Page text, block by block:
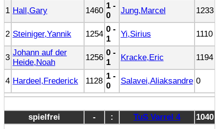
1 Hall,Gary 1460
1 -
0
Jung,Marcel 1233
2 Steiniger,Yannik 1254
0 -
1
Yi,Sirius 1110
3
Johann auf der
Heide,Noah
1256
0 -
1
Kracke,Eric 1194
4 Hardeel,Frederick 1128
1 -
0
Salavei,Aliaksandre 0
spielfrei - : TuS Varrel 4 1040